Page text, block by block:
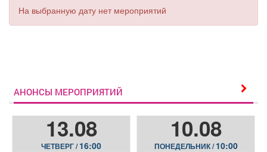
На выбранную дату нет мероприятий
АНОНСЫ МЕРОПРИЯТИЙ
13.08
ЧЕТВЕРГ /16:00
10.08
ПОНЕДЕЛЬНИК /10:00